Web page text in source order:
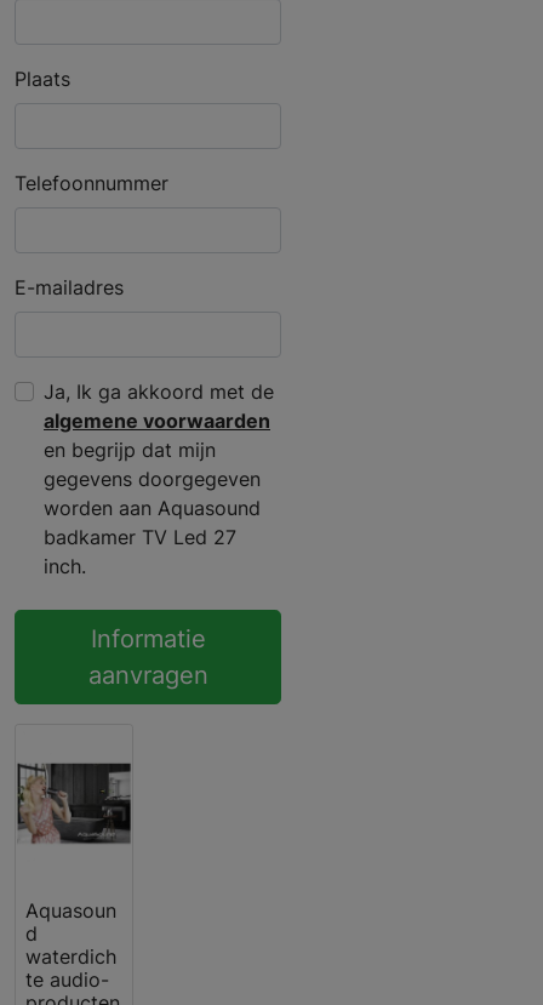
Plaats
Telefoonnummer
E-mailadres
Ja, Ik ga akkoord met de
algemene voorwaarden
en begrijp dat mijn
gegevens doorgegeven
worden aan Aquasound
badkamer TV Led 27
inch.
Informatie
aanvragen
Aquasoun
d
waterdich
te audio-